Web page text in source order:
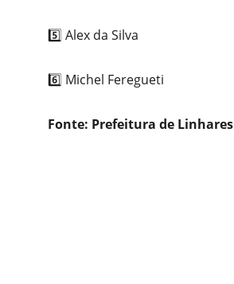
5️⃣ Alex da Silva
6️⃣ Michel Feregueti
Fonte: Prefeitura de Linhares